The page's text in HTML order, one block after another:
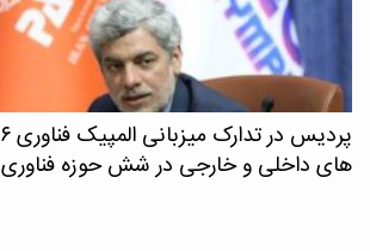
های داخلی و خارجی در شش حوزه فناوری